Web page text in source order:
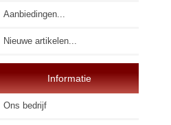
Aanbiedingen...
Nieuwe artikelen...
Informatie
Ons bedrijf